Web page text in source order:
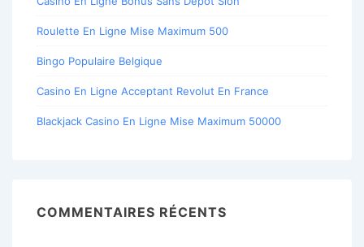
Roulette En Ligne Mise Maximum 500
Bingo Populaire Belgique
Casino En Ligne Acceptant Revolut En France
Blackjack Casino En Ligne Mise Maximum 50000
COMMENTAIRES RÉCENTS